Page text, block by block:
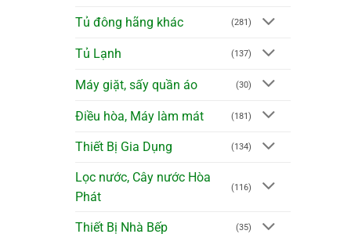
Tủ đông hãng khác (281)
Tủ Lạnh (137)
Máy giặt, sấy quần áo (30)
Điều hòa, Máy làm mát (181)
Thiết Bị Gia Dụng (134)
Lọc nước, Cây nước Hòa
Phát
(116)
Thiết Bị Nhà Bếp (35)